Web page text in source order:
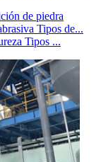
de piedra
Tipos de...
Tipos ...